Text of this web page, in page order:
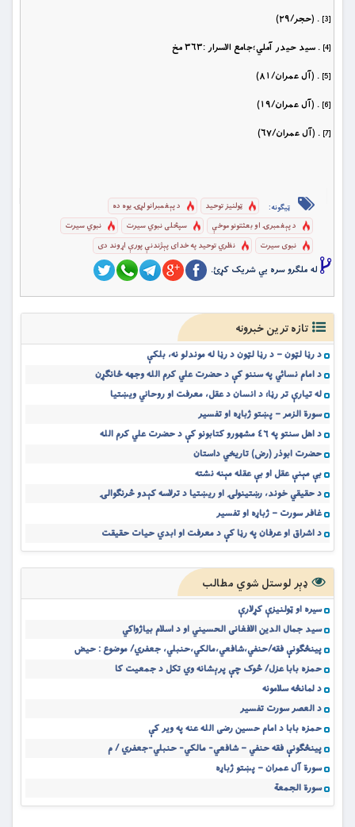
[3] . (حجر/٢٩)
[4] . سيد حيدر آملي؛جامع الاسرار :٣٦٣ مخ
[5] . (آل عمران/٨١)
[6] . (آل عمران/١٩)
[7] . (آل عمران/٦٧)
ټیګونه: ټولنيز توحيد
د پېغمبرانو لړۍ يوه ده
د پېغمبرۍ او بعثتونو موخې
سپڅلی نبوي سیرت
نبوي سیرت
نبوی سیرت
نظري توحيد په خداى پېژندنې پورې اړوند دى
له ملگرو سره یي شریک کړئ.
تازه ترین خبرونه
د رڼا لټون – د رڼا لټون د رڼا له موندلو نه، بلکې
د امام نسائي په سننو کې د حضرت علي کرم الله وجهه ځانګړن
له تیارې تر رڼا؛ د انسان د عقل، معرفت او روحاني ویښتیا
سورة الزمر – پښتو ژباړه او تفسیر
د اهل سنتو په ٤٦ مشهورو کتابونو کې د حضرت علي کرم الله
حضرت ابوذر (رض) تاریخي داستان
بې مېنې عقل او بې عقله مېنه نشته
د حقیقي خوند، رښتینولۍ او ریښتیا د ترلاسه کېدو څرنګوالۍ
غافر سورت – ژباړه او تفسیر
د اشراق او عرفان په رڼا کې د معرفت او ابدي حیات حقیقت
ډېر لوستل شوي مطالب
سيره او ټولنيزې کړلارې
سید جمال الدین الافغانی الحسیني او د اسلام بیاژواکي
پينځګونې فقه/حنفي،شافعي،مالکي،حنبلي، جعفري/ موضوع : حيض
حمزه بابا عزل/ څوک چې پرېشانه وي تکل د جمعیت کا
د لمانځه سلامونه
د العصر سورت تفسیر
حمزه بابا د امام حسین رضی الله عنه په ویر کې
پینځګونې فقه حنفي – شافعي- مالکي- حنبلي-جعفري / م
سورة آل عمران – پښتو ژباړه
سورة الجمعة